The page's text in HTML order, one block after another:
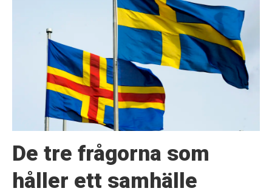
De tre frågorna som
håller ett samhälle